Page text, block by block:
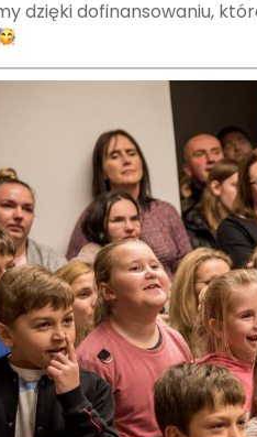
dzięki dofinansowaniu,